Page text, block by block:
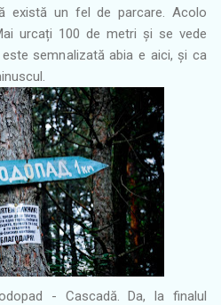
există un fel de parcare. Acolo
urcați 100 de metri și se vede
semnalizată abia e aici, și ca
- Cascadă. Da, la finalul